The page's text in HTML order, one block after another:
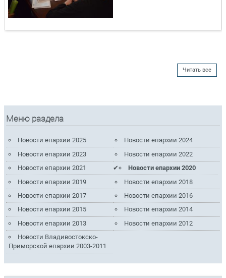
Читать все
Меню раздела
Новости епархии 2025
Новости епархии 2024
Новости епархии 2023
Новости епархии 2022
Новости епархии 2021
Новости епархии 2020
Новости епархии 2019
Новости епархии 2018
Новости епархии 2017
Новости епархии 2016
Новости епархии 2015
Новости епархии 2014
Новости епархии 2013
Новости епархии 2012
Новости Владивостокско-
Приморской епархии 2003-2011